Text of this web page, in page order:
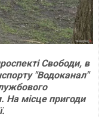
Свободи, в
"Водоканал"
На місце пригоди